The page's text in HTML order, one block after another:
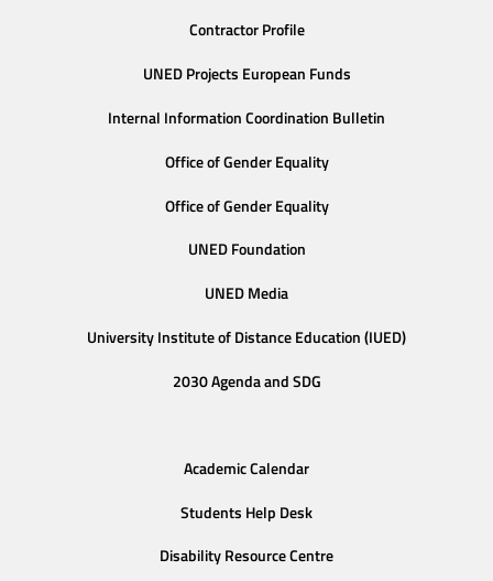
Contractor Profile
UNED Projects European Funds
Internal Information Coordination Bulletin
Office of Gender Equality
Office of Gender Equality
UNED Foundation
UNED Media
University Institute of Distance Education (IUED)
2030 Agenda and SDG
Academic Calendar
Students Help Desk
Disability Resource Centre